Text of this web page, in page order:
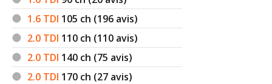
14/20 1.4 TSI 122 ch(0 )
-- /20 1.4 TSI 122 ch(0 )
1.6 TDI 105 ch (196 avis)
2.0 TDI 110 ch (110 avis)
2.0 TDI 140 ch (75 avis)
2.0 TDI 170 ch (27 avis)